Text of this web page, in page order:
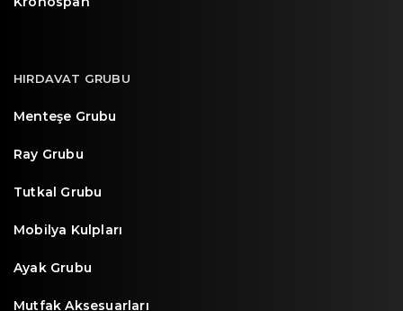
HIRDAVAT GRUBU
Menteşe Grubu
Ray Grubu
Tutkal Grubu
Mobilya Kulpları
Ayak Grubu
Mutfak Aksesuarları